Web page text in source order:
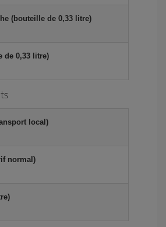
(bouteille de 0,33 litre)
de 0,33 litre)
local)
normal)